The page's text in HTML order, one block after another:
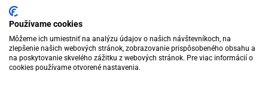
Baotian-BT125T-3A2
Baotian-BT125T-3A4
Baotian-BT125T-3B6
Baotian-BT125T-8A
Baotian-BT125T-8B
Fly Scooters-IL Bello 150 4T
Čítať viac
Používame cookies
Môžeme ich umiestniť na analýzu údajov o našich návštevníkoch, na
zlepšenie našich webových stránok, zobrazovanie prispôsobeného obsahu a
na poskytovanie skvelého zážitku z webových stránok. Pre viac informácií o
cookies používame otvorené nastavenia.